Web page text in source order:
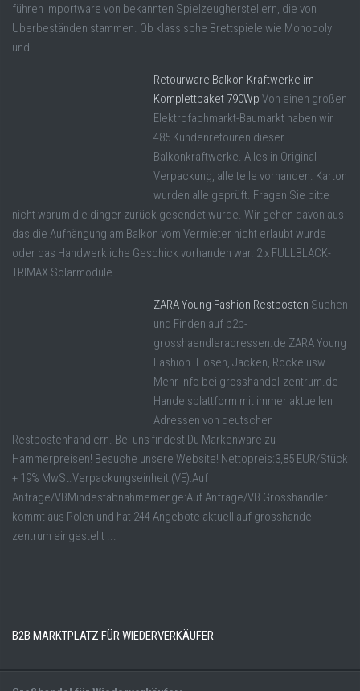
führen Importware von bekannten Spielzeugherstellern, die von
Überbeständen stammen. Ob klassische Brettspiele wie Monopoly
und ...
Retourware Balkon Kraftwerke im
Komplettpaket 790Wp Von einen großen
Elektrofachmarkt-Baumarkt haben wir
485 Kundenretouren dieser
Balkonkraftwerke. Alles in Original
Verpackung, alle teile vorhanden. Karton
wurden alle geprüft. Fragen Sie bitte
nicht warum die dinger zurück gesendet wurde. Wir gehen davon aus
das die Aufhängung am Balkon vom Vermieter nicht erlaubt wurde
oder das Handwerkliche Geschick vorhanden war. 2 x FULLBLACK-
TRIMAX Solarmodule ...
ZARA Young Fashion Restposten Suchen
und Finden auf b2b-
grosshaendleradressen.de ZARA Young
Fashion. Hosen, Jacken, Röcke usw.
Mehr Info bei grosshandel-zentrum.de -
Handelsplattform mit immer aktuellen
Adressen von deutschen
Restpostenhändlern. Bei uns findest Du Markenware zu
Hammerpreisen! Besuche unsere Website! Nettopreis:3,85 EUR/Stück
+ 19% MwSt.Verpackungseinheit (VE):Auf
Anfrage/VBMindestabnahmemenge:Auf Anfrage/VB Grosshändler
kommt aus Polen und hat 244 Angebote aktuell auf grosshandel-
zentrum eingestellt ...
B2B MARKTPLATZ FÜR WIEDERVERKÄUFER